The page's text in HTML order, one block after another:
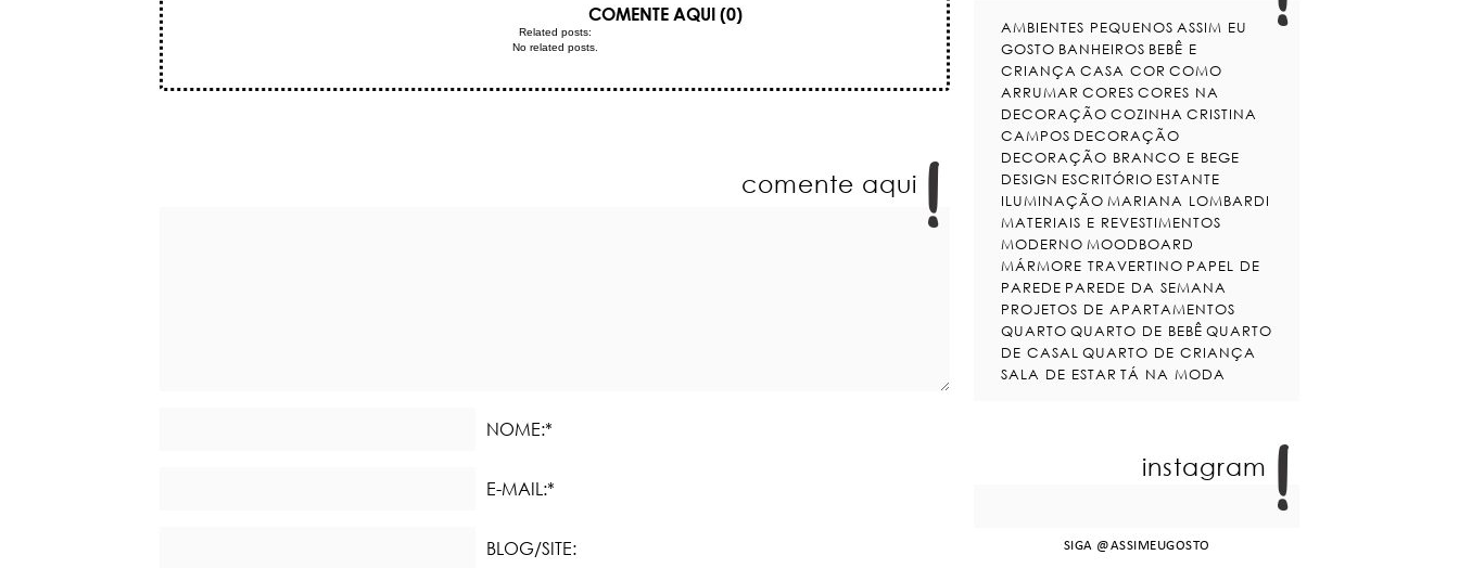
COMENTE AQUI (0)
Related posts:
No related posts.
comente aqui
NOME:*
E-MAIL:*
BLOG/SITE:
AMBIENTES PEQUENOS ASSIM EU
GOSTO BANHEIROS BEBÊ E
CRIANÇA CASA COR COMO
ARRUMAR CORES CORES NA
DECORAÇÃO COZINHA CRISTINA
CAMPOS DECORAÇÃO
DECORAÇÃO BRANCO E BEGE
DESIGN ESCRITÓRIO ESTANTE
ILUMINAÇÃO MARIANA LOMBARDI
MATERIAIS E REVESTIMENTOS
MODERNO MOODBOARD
MÁRMORE TRAVERTINO PAPEL DE
PAREDE PAREDE DA SEMANA
PROJETOS DE APARTAMENTOS
QUARTO QUARTO DE BEBÊ QUARTO
DE CASAL QUARTO DE CRIANÇA
SALA DE ESTAR TÁ NA MODA
instagram
SIGA @ASSIMEUGOSTO